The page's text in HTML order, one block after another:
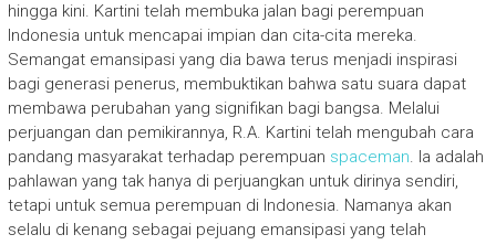
hingga kini. Kartini telah membuka jalan bagi perempuan
Indonesia untuk mencapai impian dan cita-cita mereka.
Semangat emansipasi yang dia bawa terus menjadi inspirasi
bagi generasi penerus, membuktikan bahwa satu suara dapat
membawa perubahan yang signifikan bagi bangsa. Melalui
perjuangan dan pemikirannya, R.A. Kartini telah mengubah cara
pandang masyarakat terhadap perempuan spaceman. Ia adalah
pahlawan yang tak hanya di perjuangkan untuk dirinya sendiri,
tetapi untuk semua perempuan di Indonesia. Namanya akan
selalu di kenang sebagai pejuang emansipasi yang telah